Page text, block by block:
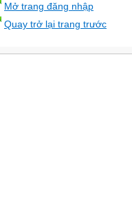
Mở trang đăng nhập
Quay trở lại trang trước